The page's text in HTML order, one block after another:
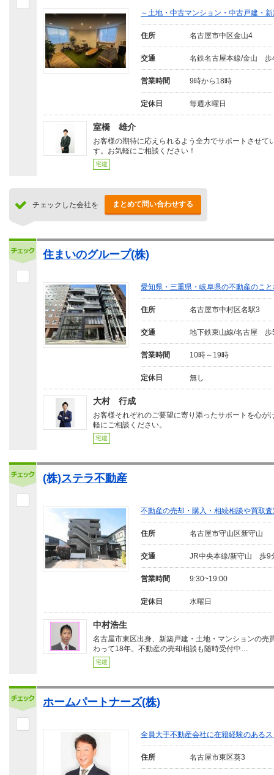
～土地・中古マンション・中古戸建・
住所 名古屋市中区金山4
交通 名鉄名古屋本線/金山 歩
営業時間 9時から18時
定休日 毎週水曜日
室橋 雄介
お客様の期待に応えられるよう全力でサポートさせて
す。お気軽にご相談ください！
宅建
チェックした会社を まとめて問い合わせする
住まいのグループ(株)
愛知県・三重県・岐阜県の不動産のこ
住所 名古屋市中村区名駅3
交通 地下鉄東山線/名古屋 歩
営業時間 10時～19時
定休日 無し
大村 行成
お客様それぞれのご要望に寄り添ったサポートを心が
軽にご相談ください。
宅建
(株)ステラ不動産
不動産の売却・購入・相続相談や買取
住所 名古屋市守山区新守山
交通 JR中央本線/新守山 歩9
営業時間 9:30~19:00
定休日 水曜日
中村浩生
名古屋市東区出身、新築戸建・土地・マンションの売
わって18年。不動産の売却相談も随時受付中…
宅建
ホームパートナーズ(株)
全員大手不動産会社に在籍経験のある
住所 名古屋市東区葵3